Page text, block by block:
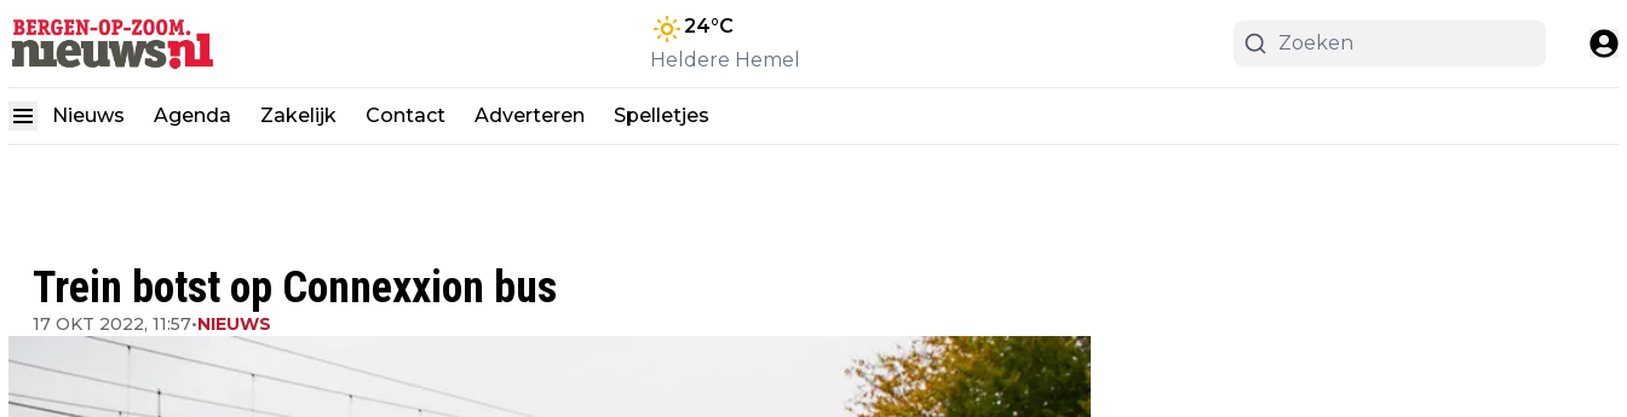
24°C
Heldere Hemel
Nieuws Agenda Zakelijk Contact Adverteren Spelletjes
Trein botst op Connexxion bus
17 OKT 2022, 11:57•NIEUWS